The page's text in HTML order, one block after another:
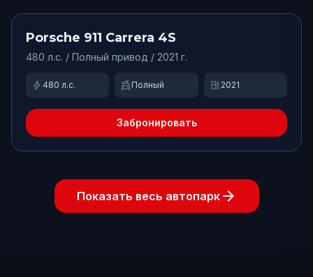
Доступно
Porsche 911 Carrera 4S
480 л.с. / Полный привод / 2021 г.
bolt 480 л.с. swap_driving_apps Полный local_gas_station 2021
Забронировать
Показать весь автопаркarrow_forward